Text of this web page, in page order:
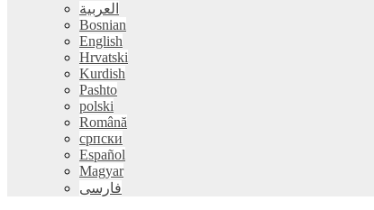
العربية
Bosnian
English
Hrvatski
Kurdish
Pashto
polski
Română
српски
Español
Magyar
فارسی